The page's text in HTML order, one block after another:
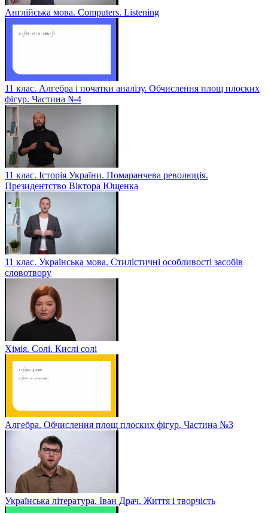
Англійська мова. Computers. Listening
11 клас. Алгебра і початки аналізу. Обчислення площ плоских
фігур. Частина №4
11 клас. Історія України. Помаранчева революція.
Президентство Віктора Ющенка
11 клас. Українська мова. Стилістичні особливості засобів
словотвору
Хімія. Солі. Кислі солі
Алгебра. Обчислення площ плоских фігур. Частина №3
Українська література. Іван Драч. Життя і творчість